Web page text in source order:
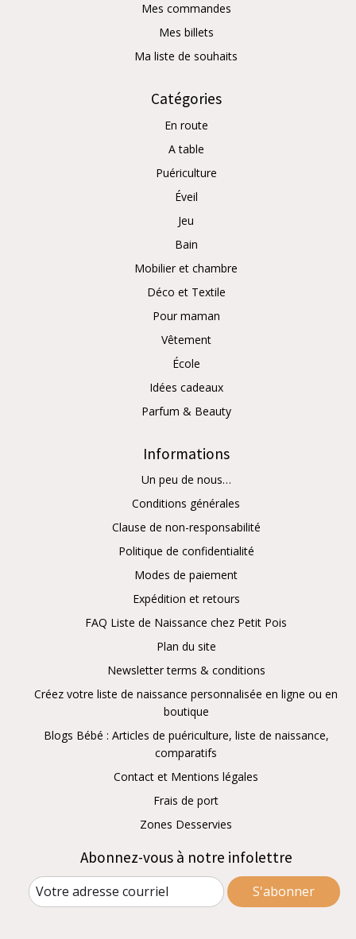
Mes commandes
Mes billets
Ma liste de souhaits
Catégories
En route
A table
Puériculture
Éveil
Jeu
Bain
Mobilier et chambre
Déco et Textile
Pour maman
Vêtement
École
Idées cadeaux
Parfum & Beauty
Informations
Un peu de nous…
Conditions générales
Clause de non-responsabilité
Politique de confidentialité
Modes de paiement
Expédition et retours
FAQ Liste de Naissance chez Petit Pois
Plan du site
Newsletter terms & conditions
Créez votre liste de naissance personnalisée en ligne ou en
boutique
Blogs Bébé : Articles de puériculture, liste de naissance,
comparatifs
Contact et Mentions légales
Frais de port
Zones Desservies
Abonnez-vous à notre infolettre
S'abonner